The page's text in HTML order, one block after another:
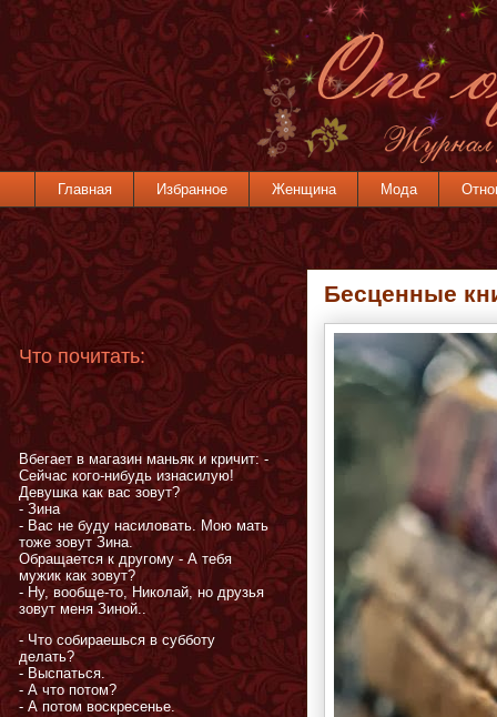
Главная Избранное Женщина Мода
Бесценные
Что почитать:
Вбегает в магазин маньяк и кричит: -
Сейчас кого-нибудь изнасилую!
Девушка как вас зовут?
- Зина
- Вас не буду насиловать. Мою мать
тоже зовут Зина.
Обращается к другому - А тебя
мужик как зовут?
- Ну, вообще-то, Николай, но друзья
зовут меня Зиной..
- Что собираешься в субботу
делать?
- Выспаться.
- А что потом?
- А потом воскресенье.